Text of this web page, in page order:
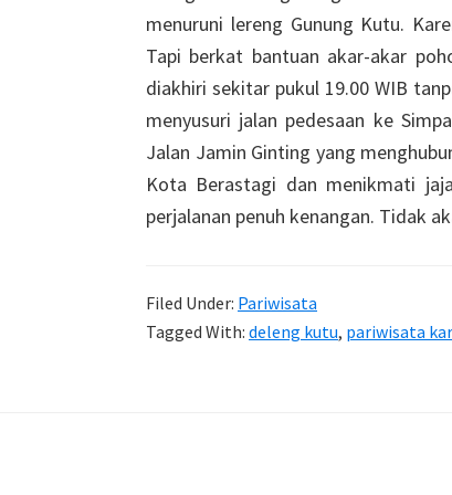
menuruni lereng Gunung Kutu.
Tapi berkat bantuan akar-akar
diakhiri sekitar pukul 19.00 WIB
menyusuri jalan pedesaan ke
Jalan Jamin Ginting yang
Kota Berastagi dan menikmati
perjalanan penuh kenangan. Tidak
Filed Under: Pariwisata
Tagged With: deleng kutu, pariwisata